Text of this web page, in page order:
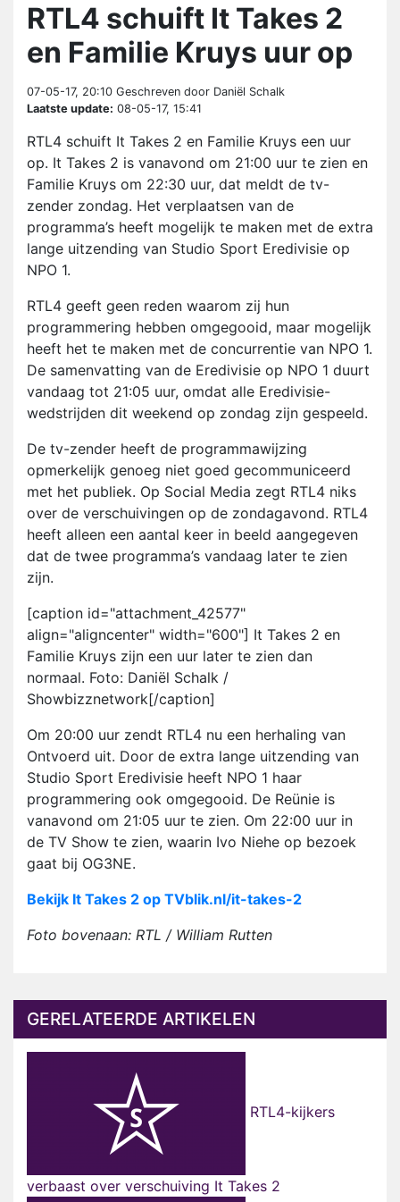
RTL4 schuift It Takes 2
en Familie Kruys uur op
07-05-17, 20:10 Geschreven door Daniël Schalk
Laatste update: 08-05-17, 15:41
RTL4 schuift It Takes 2 en Familie Kruys een uur
op. It Takes 2 is vanavond om 21:00 uur te zien en
Familie Kruys om 22:30 uur, dat meldt de tv-
zender zondag. Het verplaatsen van de
programma’s heeft mogelijk te maken met de extra
lange uitzending van Studio Sport Eredivisie op
NPO 1.
RTL4 geeft geen reden waarom zij hun
programmering hebben omgegooid, maar mogelijk
heeft het te maken met de concurrentie van NPO 1.
De samenvatting van de Eredivisie op NPO 1 duurt
vandaag tot 21:05 uur, omdat alle Eredivisie-
wedstrijden dit weekend op zondag zijn gespeeld.
De tv-zender heeft de programmawijzing
opmerkelijk genoeg niet goed gecommuniceerd
met het publiek. Op Social Media zegt RTL4 niks
over de verschuivingen op de zondagavond. RTL4
heeft alleen een aantal keer in beeld aangegeven
dat de twee programma’s vandaag later te zien
zijn.
[caption id="attachment_42577"
align="aligncenter" width="600"] It Takes 2 en
Familie Kruys zijn een uur later te zien dan
normaal. Foto: Daniël Schalk /
Showbizznetwork[/caption]
Om 20:00 uur zendt RTL4 nu een herhaling van
Ontvoerd uit. Door de extra lange uitzending van
Studio Sport Eredivisie heeft NPO 1 haar
programmering ook omgegooid. De Reünie is
vanavond om 21:05 uur te zien. Om 22:00 uur in
de TV Show te zien, waarin Ivo Niehe op bezoek
gaat bij OG3NE.
Bekijk It Takes 2 op TVblik.nl/it-takes-2
Foto bovenaan: RTL / William Rutten
GERELATEERDE ARTIKELEN
RTL4-kijkers
verbaast over verschuiving It Takes 2